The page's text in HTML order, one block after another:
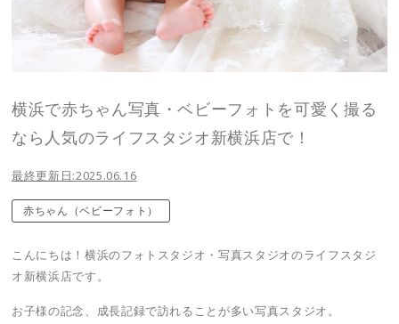
横浜で赤ちゃん写真・ベビーフォトを可愛く撮る
なら人気のライフスタジオ新横浜店で！
最終更新日:2025.06.16
赤ちゃん（ベビーフォト）
こんにちは！横浜のフォトスタジオ・写真スタジオのライフスタジ
オ新横浜店です。
お子様の記念、成長記録で訪れることが多い写真スタジオ。